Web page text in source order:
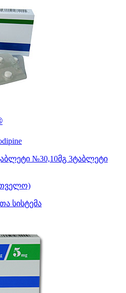
№30,10მგ 3ტაბლეტი
სისტემა